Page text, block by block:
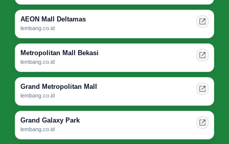
AEON Mall Deltamas
lembang.co.id
Metropolitan Mall Bekasi
lembang.co.id
Grand Metropolitan Mall
lembang.co.id
Grand Galaxy Park
lembang.co.id